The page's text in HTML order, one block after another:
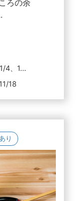
ろの余
4、1...
18
り